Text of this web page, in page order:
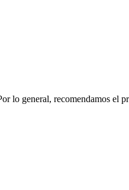
lo general, recomendamos el